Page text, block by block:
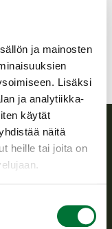
ja mainosten
Lisäksi
ja analytiikka-
käytät
näitä
heille tai joita on
ja
julkisista